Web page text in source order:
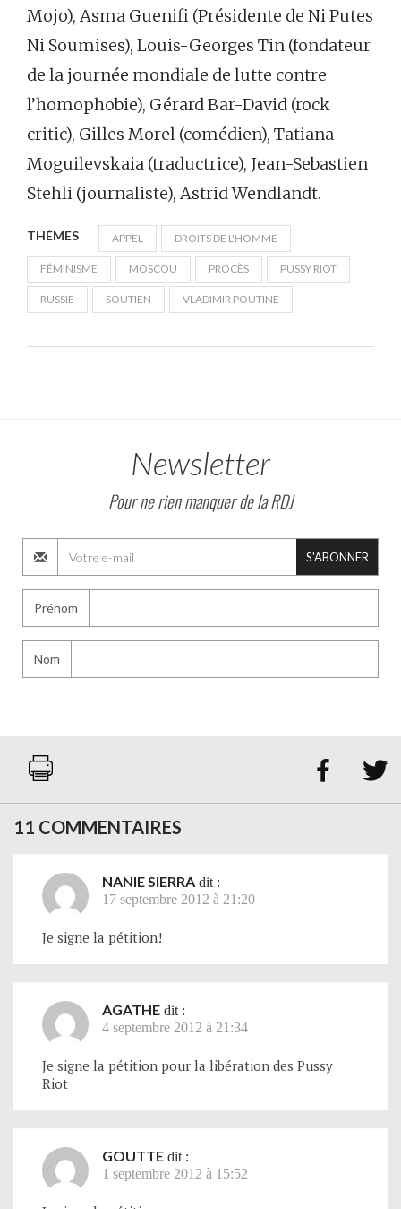
Mojo), Asma Guenifi (Présidente de Ni Putes
Ni Soumises), Louis-Georges Tin (fondateur
de la journée mondiale de lutte contre
l’homophobie), Gérard Bar-David (rock
critic), Gilles Morel (comédien), Tatiana
Moguilevskaia (traductrice), Jean-Sebastien
Stehli (journaliste), Astrid Wendlandt.
THÈMES APPEL DROITS DE L'HOMME
FÉMINISME MOSCOU PROCÈS PUSSY RIOT
RUSSIE SOUTIEN VLADIMIR POUTINE
Newsletter
Pour ne rien manquer de la RDJ
S'ABONNER
Prénom
Nom
 
11 COMMENTAIRES
NANIE SIERRA dit :
17 septembre 2012 à 21:20
Je signe la pétition!
AGATHE dit :
4 septembre 2012 à 21:34
Je signe la pétition pour la libération des Pussy
Riot
GOUTTE dit :
1 septembre 2012 à 15:52